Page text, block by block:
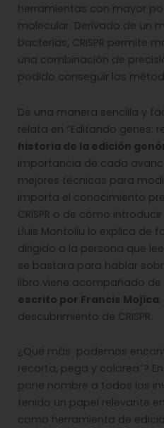
herramientas con mayor
molecular. Derivado de un
bacterias, CRISPR permite
una combinación de
podido conseguir los
De una manera sencilla y
relata en “Editando genes:
historia de la edición
importancia de cada
mejores técnicas para
importa el conocimiento
CRISPR o de cómo
Lluis Montoliu lo explica de
dirigido a la persona que
se bastara para hablar
libro viene acompañado
escrito por Francis Mojica
descubrimiento de CRISPR.
¿Qué más podemos
recorta, pega y colorea”?
pone nombre a todos los
tenido un papel relevante en
como herramienta de